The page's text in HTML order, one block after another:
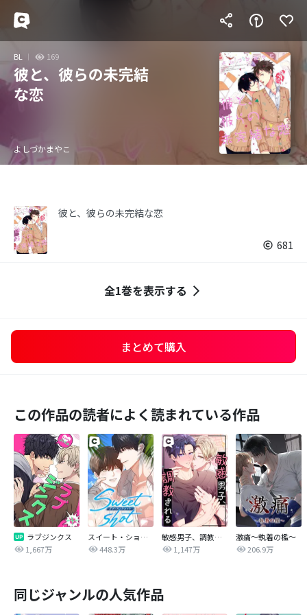
BL 169
彼と、彼らの未完結
な恋
よしづかまやこ
彼と、彼らの未完結な恋
681
全1巻を表示する
まとめて購入
この作品の読者によく読まれている作品
ラブジンクス
1,667万
スイート・ショット
448.3万
敏感男子、調教される
1,147万
激痛～執着の檻～
206.9万
同じジャンルの人気作品